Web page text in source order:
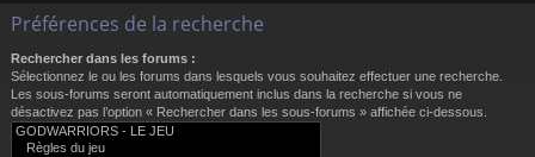
Préférences de la recherche
Rechercher dans les forums :
Sélectionnez le ou les forums dans lesquels vous souhaitez effectuer une recherche.
Les sous-forums seront automatiquement inclus dans la recherche si vous ne
désactivez pas l’option « Rechercher dans les sous-forums » affichée ci-dessous.